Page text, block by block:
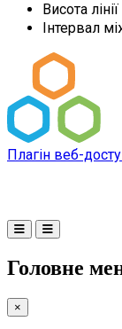
Висота лінії
Інтервал
Плагін веб-
Головне
×